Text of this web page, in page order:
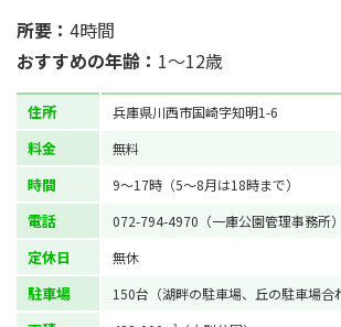
所要： 4時間
おすすめの年齢： 1～12歳
住所 兵庫県川西市国崎字知明1-6
料金 無料
時間 9～17時（5～8月は18時まで）
電話 072-794-4970（一庫公園管理事務所）
定休日 無休
駐車場 150台（湖畔の駐車場、丘の駐車場合